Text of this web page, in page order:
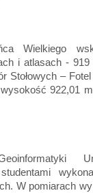
Wielkiego
i atlasach -
Stołowych –
922,01
W pomiarach